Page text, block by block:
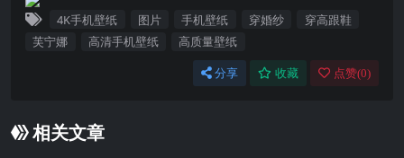
4K手机壁纸 图片 手机壁纸 穿婚纱
穿高跟鞋
芙宁娜
高清手机壁纸 高质量壁纸
分享 收藏 点赞(0)
相关文章